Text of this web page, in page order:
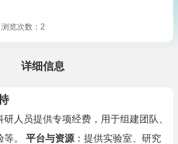
浏览次数：2
详细信息
研人员提供专项经费，用于组建团队、
等。 平台与资源 ：提供实验室、研究